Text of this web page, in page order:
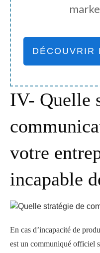
DÉCOUVRIR
IV- Quelle
votre
incapable
En cas d’incapacité de
est un communiqué officiel